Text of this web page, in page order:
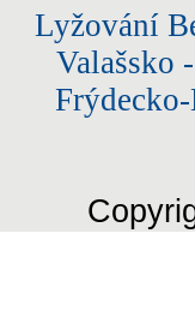
Lyžování
Valašsko